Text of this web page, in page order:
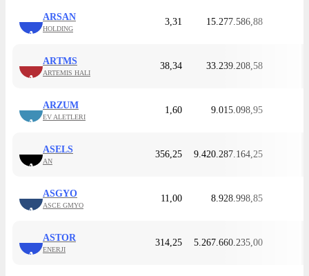
A
ARSAN
HOLDING
3,31 15.277.586,88
A
ARTMS
ARTEMIS HALI
38,34 33.239.208,58
A
ARZUM
EV ALETLERI
1,60 9.015.098,95
A
ASELS
AN
356,25 9.420.287.164,25
A
ASGYO
ASCE GMYO
11,00 8.928.998,85
A
ASTOR
ENERJI
314,25 5.267.660.235,00